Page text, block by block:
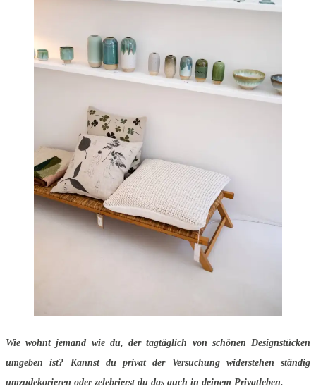
Wie wohnt jemand wie du, der tagtäglich von schönen Designstücken
umgeben ist? Kannst du privat der Versuchung widerstehen ständig
umzudekorieren oder zelebrierst du das auch in deinem Privatleben.